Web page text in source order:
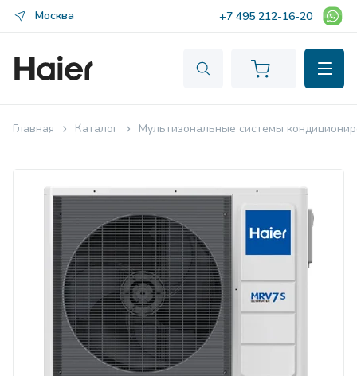
Москва +7 495 212-16-20
Главная Каталог Мультизональные системы